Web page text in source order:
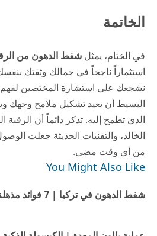
الخاتمة
في الختام، يمثل شفط الدهون من
استثماراً ناجحاً في جمالك وثقتك
نشجعك على استشارة المختصين لفهم
البسيط أن يعيد تشكيل ملامح وجهك
الذي تطمح إليه. تذكر دائماً أن
الخالد، والتقنيات الحديثة جعلت
من أي وقت مضى.
You Might Also Like
شفط الدهون في تركيا | 7 فوائد مذهلة للنتائج